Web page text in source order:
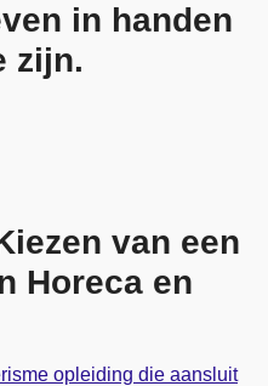
in handen
zijn.
van een
Horeca en
opleiding die aansluit